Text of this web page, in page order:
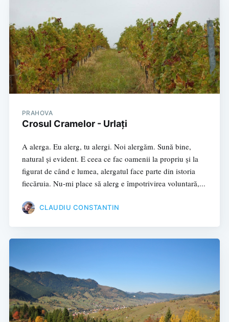
PRAHOVA
Crosul Cramelor - Urlați
A alerga. Eu alerg, tu alergi. Noi alergăm. Sună bine,
natural și evident. E ceea ce fac oamenii la propriu și la
figurat de când e lumea, alergatul face parte din istoria
fiecăruia. Nu-mi place să alerg e împotrivirea voluntară,...
CLAUDIU CONSTANTIN